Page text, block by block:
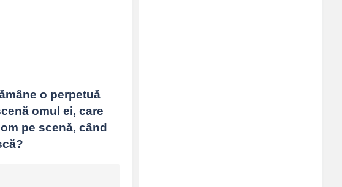
o perpetuă
omul ei, care
pe scenă, când